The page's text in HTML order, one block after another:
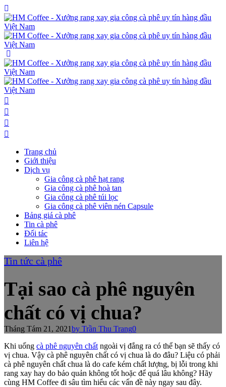
Trang chủ
Giới thiệu
Dịch vụ
Gia công cà phê hạt rang
Gia công cà phê hoà tan
Gia công cà phê túi lọc
Gia công cà phê viên nén Capsule
Bảng giá cà phê
Tin cà phê
Đối tác
Liên hệ
Tin tức cà phê
Tại sao cà phê nguyên
chất có vị chua?
Tháng Tám 21, 2021by Trần Thu Trang0
Khi uống cà phê nguyên chất ngoài vị đắng ra có thể bạn sẽ thấy có
vị chua. Vậy cà phê nguyên chất có vị chua là do đâu? Liệu có phải
cà phê nguyên chất chua là do cafe kém chất lượng, bị lỗi trong khi
rang xay hay do bảo quản không tốt hoặc để quá lâu không? Hãy
cùng HM Coffee đi sâu tìm hiểu các vấn đề này ngay sau đây.